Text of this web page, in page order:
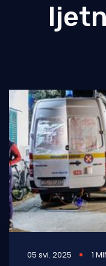
Morski plus
Otoci
Turizam i nautika
Pomorstvo
Ribolov
Ekologija
Tradicija i kultura
05 svi. 2025 1